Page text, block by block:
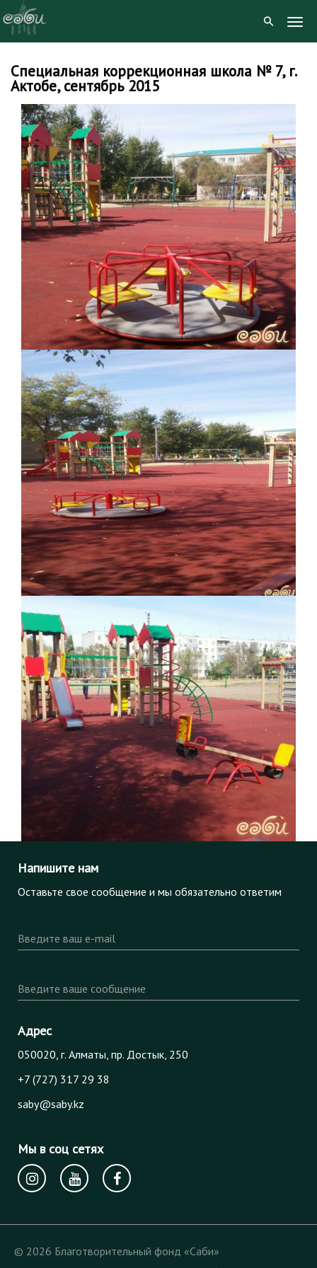
Skip
content
Специальная коррекционная школа № 7, г.
Актобе, сентябрь 2015
Напишите нам
Оставьте свое сообщение и мы обязательно ответим
Введите ваш e-mail
Введите ваше сообщение
Адрес
050020, г. Алматы, пр. Достык, 250
+7 (727) 317 29 38
saby@saby.kz
Мы в соц сетях
© 2026 Благотворительный фонд «Саби»